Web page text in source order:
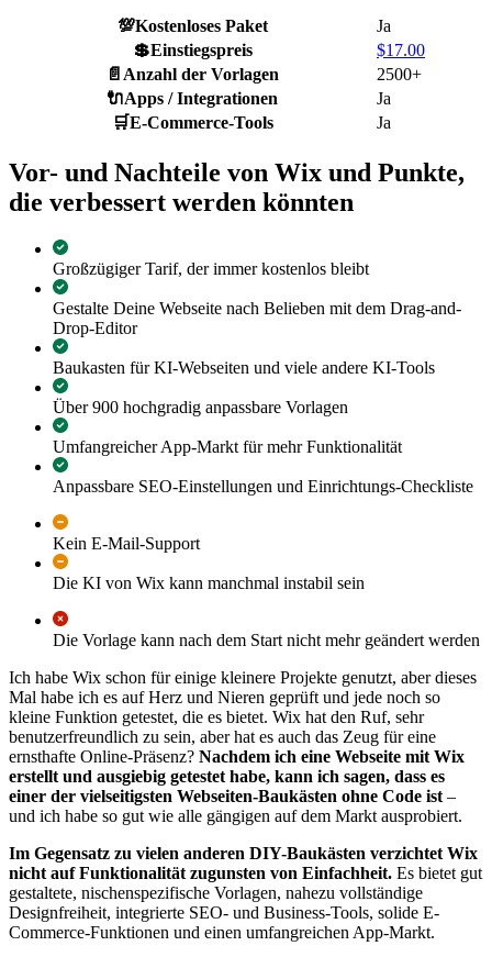
💯Kostenloses Paket
Ja
💲Einstiegspreis $17.00
📄 Anzahl der Vorlagen
2500+
🔌Apps / Integrationen
Ja
🛒E-Commerce-Tools Ja
Vor- und Nachteile von Wix und Punkte,
die verbessert werden könnten
Großzügiger Tarif, der immer kostenlos bleibt
Gestalte Deine Webseite nach Belieben mit dem Drag-and-
Drop-Editor
Baukasten für KI-Webseiten und viele andere KI-Tools
Über 900 hochgradig anpassbare Vorlagen
Umfangreicher App-Markt für mehr Funktionalität
Anpassbare SEO-Einstellungen und Einrichtungs-Checkliste
Kein E-Mail-Support
Die KI von Wix kann manchmal instabil sein
Die Vorlage kann nach dem Start nicht mehr geändert werden
Ich habe Wix schon für einige kleinere Projekte genutzt, aber dieses
Mal habe ich es auf Herz und Nieren geprüft und jede noch so
kleine Funktion getestet, die es bietet. Wix hat den Ruf, sehr
benutzerfreundlich zu sein, aber hat es auch das Zeug für eine
ernsthafte Online-Präsenz? Nachdem ich eine Webseite mit Wix
erstellt und ausgiebig getestet habe, kann ich sagen, dass es
einer der vielseitigsten Webseiten-Baukästen ohne Code ist –
und ich habe so gut wie alle gängigen auf dem Markt ausprobiert.
Im Gegensatz zu vielen anderen DIY-Baukästen verzichtet Wix
nicht auf Funktionalität zugunsten von Einfachheit. Es bietet gut
gestaltete, nischenspezifische Vorlagen, nahezu vollständige
Designfreiheit, integrierte SEO- und Business-Tools, solide E-
Commerce-Funktionen und einen umfangreichen App-Markt.